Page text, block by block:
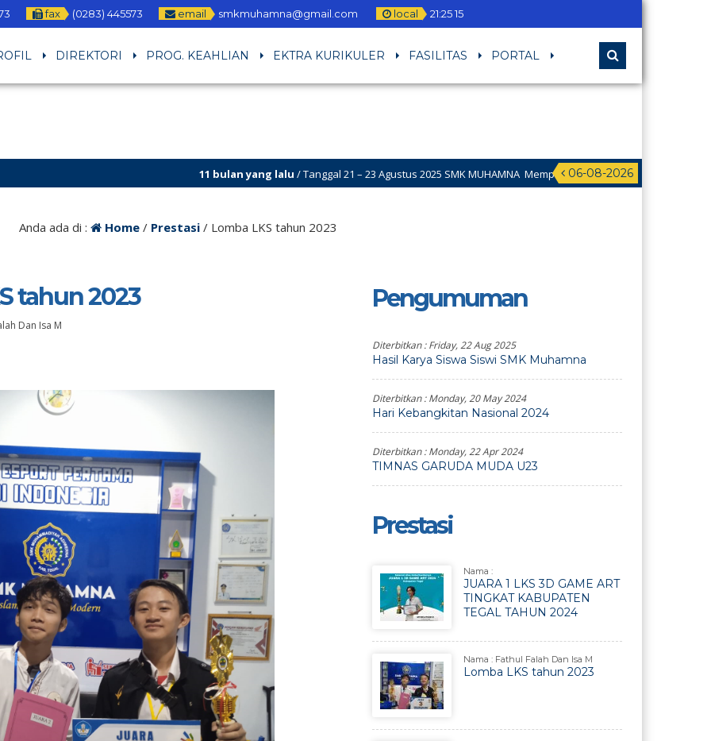
fax (0283) 445573 email smkmuhamna@gmail.com local 21:25 16
DIREKTORI PROG. KEAHLIAN EKTRA KURIKULER FASILITAS PORTAL
06-08-2026
11 bulan yang lalu/ Tanggal 21 – 23 Agustus 2025 SMK MUHAMNA Memperingat HUT RI ke 80 dengan mengadakan
Anda ada di : Home/ Prestasi/ Lomba LKS tahun 2023
tahun 2023
Dan Isa M
Pengumuman
Diterbitkan :Friday, 22 Aug 2025
Hasil Karya Siswa Siswi SMK Muhamna
Diterbitkan :Monday, 20 May 2024
Hari Kebangkitan Nasional 2024
Diterbitkan :Monday, 22 Apr 2024
TIMNAS GARUDA MUDA U23
Prestasi
Nama :
JUARA 1 LKS 3D GAME ART
TINGKAT KABUPATEN
TEGAL TAHUN 2024
Nama : Fathul Falah Dan Isa M
Lomba LKS tahun 2023